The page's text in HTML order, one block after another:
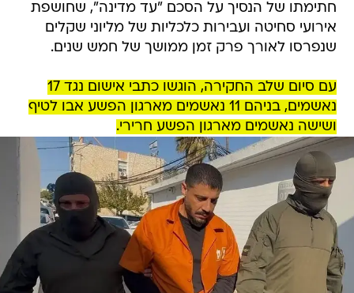
חתימתו של הנסיך על הסכם "עד מדינה", שחושפת
אירועי סחיטה ועבירות כלכליות של מליוני שקלים
שנפרסו לאורך פרק זמן ממושך של חמש שנים.
עם סיום שלב החקירה, הוגשו כתבי אישום נגד 17
נאשמים, בניהם 11 נאשמים מארגון הפשע אבו לטיף
ושישה נאשמים מארגון הפשע חרירי.